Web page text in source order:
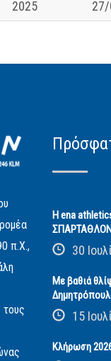
2025
π.Χ.,
τους
Η ena
30
Με βαθιά
15
Κλήρωση